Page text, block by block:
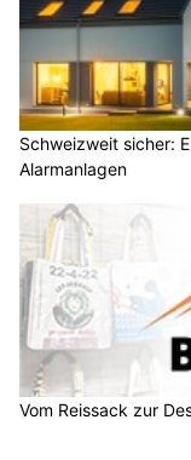
Schweizweit sicher:
Alarmanlagen
Vom Reissack zur